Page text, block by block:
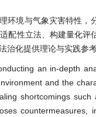
环境与气象灾害特性，
配性立法、构建量化评
化提供理论与实践参考
an in-depth
and the
shortcomings
countermeasures,